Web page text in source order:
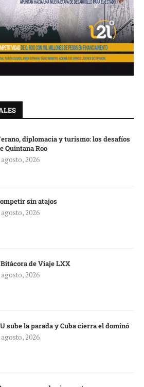
diplomacia y turismo: los desafíos
Quintana Roo
agosto, 2026
sin atajos
agosto, 2026
Bitácora de Viaje LXX
agosto, 2026
sube la parada y Cuba cierra el dominó
agosto, 2026